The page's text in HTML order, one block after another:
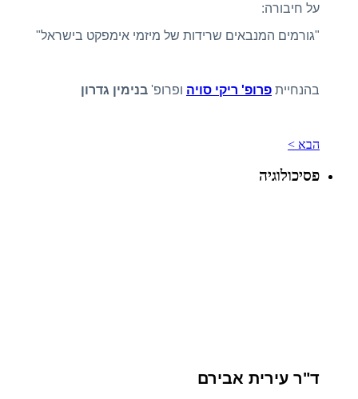
על חיבורה:
"גורמים המנבאים שרידות של מיזמי אימפקט בישראל"
בהנחיית פרופ' ריקי סויה ופרופ' בנימין גדרון
הבא >
פסיכולוגיה
ד"ר עירית אבירם